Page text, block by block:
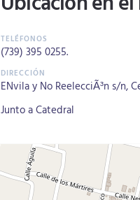
(739) 395 0255.
ENvila y No ReelecciÃ³n s/n,
Junto a Catedral